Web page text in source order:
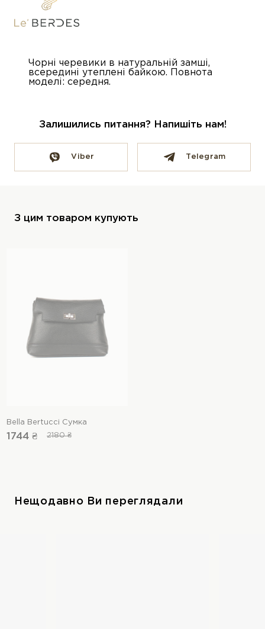
Чорні черевики в натуральній замші,
всередині утеплені байкою. Повнота
моделі: середня.
Залишились питання? Напишіть нам!
Viber Telegram
З цим товаром купують
Bella Bertucci Сумка
1744 ₴ 2180 ₴
Нещодавно Ви переглядали